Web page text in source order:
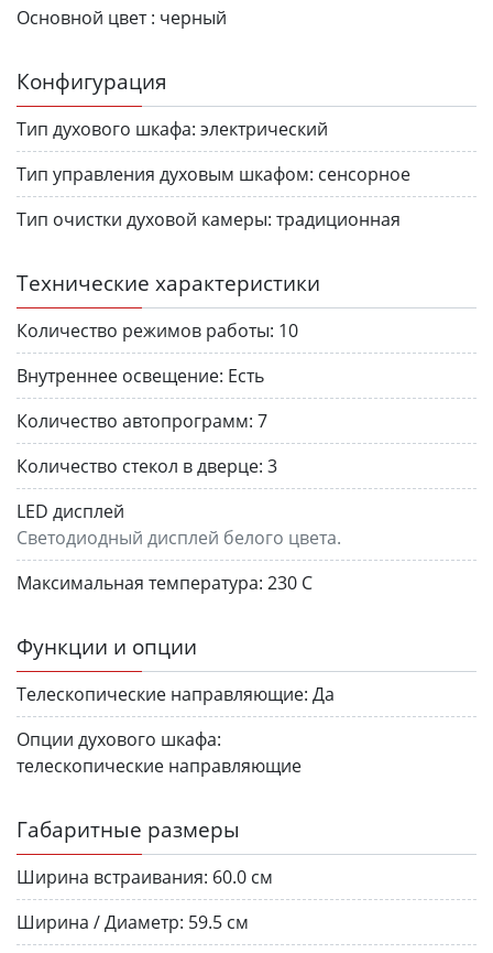
Основной цвет : черный
Конфигурация
Тип духового шкафа: электрический
Тип управления духовым шкафом: сенсорное
Тип очистки духовой камеры: традиционная
Технические характеристики
Количество режимов работы: 10
Внутреннее освещение: Есть
Количество автопрограмм: 7
Количество стекол в дверце: 3
LED дисплей
Светодиодный дисплей белого цвета.
Максимальная температура: 230 С
Функции и опции
Телескопические направляющие: Да
Опции духового шкафа:
телескопические направляющие
Габаритные размеры
Ширина встраивания: 60.0 см
Ширина / Диаметр: 59.5 см